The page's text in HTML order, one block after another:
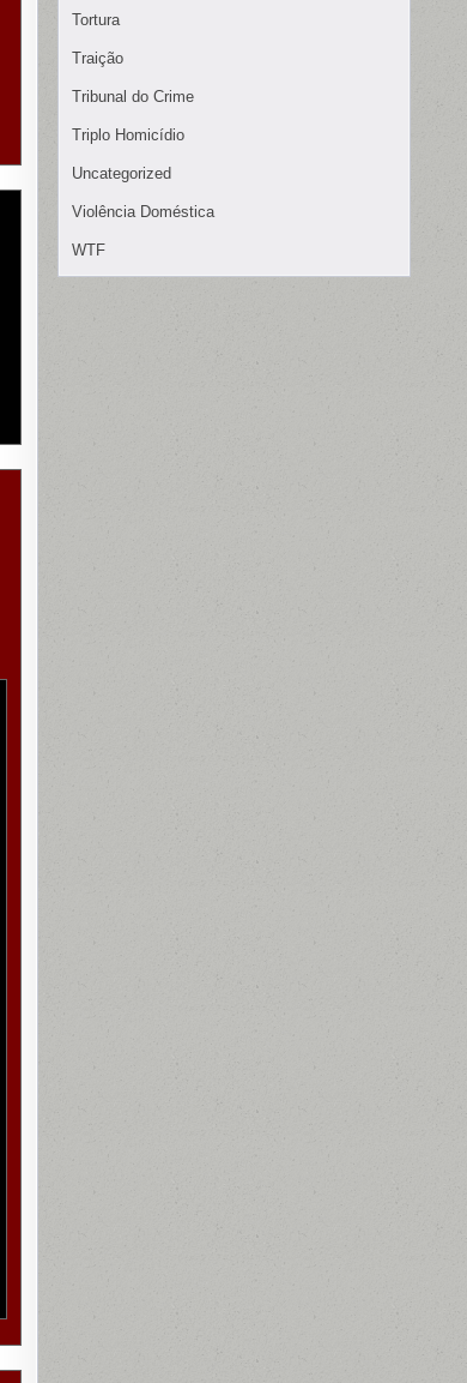
Tortura
Traição
Tribunal do Crime
Triplo Homicídio
Uncategorized
Violência Doméstica
WTF